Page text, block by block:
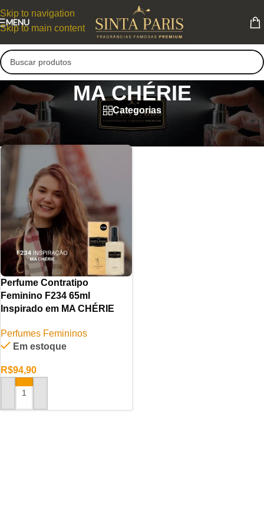
Skip to navigation
Skip to main content
MENU
MA CHÉRIE
Categorias
MA CHÉRIE
Perfume Contratipo
Feminino F234 65ml
Inspirado em MA CHÉRIE
Perfumes Femininos
Em estoque
R$94,90
ADICIONAR AO CARRINHO